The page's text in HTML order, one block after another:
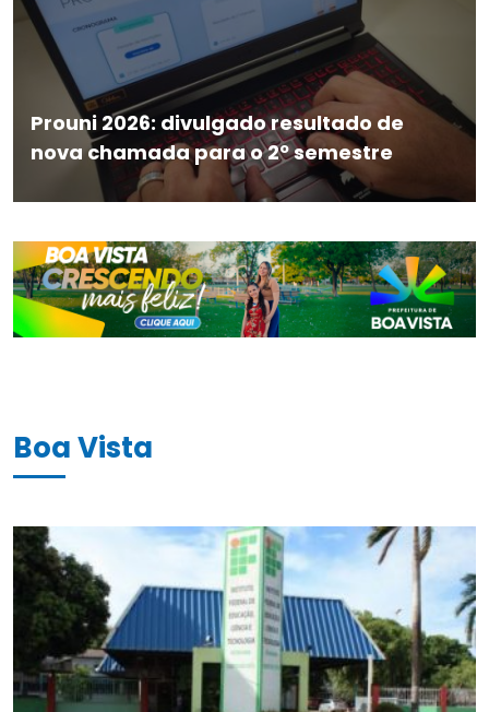
Prouni 2026: divulgado resultado de
nova chamada para o 2º semestre
Boa Vista